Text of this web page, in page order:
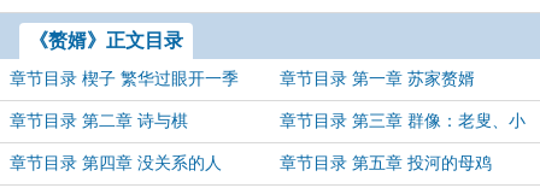
《赘婿》正文目录
章节目录 楔子 繁华过眼开一季 章节目录 第一章 苏家赘婿
章节目录 第二章 诗与棋 章节目录 第三章 群像：老叟、小
婢与二世祖
章节目录 第四章 没关系的人 章节目录 第五章 投河的母鸡